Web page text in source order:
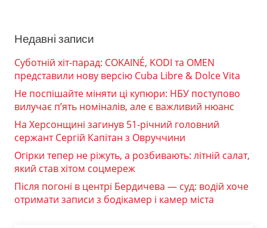
Недавні записи
Суботній хіт-парад: COKAINÉ, KODI та OMEN
представили нову версію Cuba Libre & Dolce Vita
Не поспішайте міняти ці купюри: НБУ поступово
вилучає п’ять номіналів, але є важливий нюанс
На Херсонщині загинув 51-річний головний
сержант Сергій Капітан з Овруччини
Огірки тепер не ріжуть, а розбивають: літній салат,
який став хітом соцмереж
Після погоні в центрі Бердичева — суд: водій хоче
отримати записи з бодікамер і камер міста